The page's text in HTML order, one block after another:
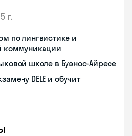
г.
по лингвистике и
коммуникации
школе в Буэнос-Айресе
DELE и обучит